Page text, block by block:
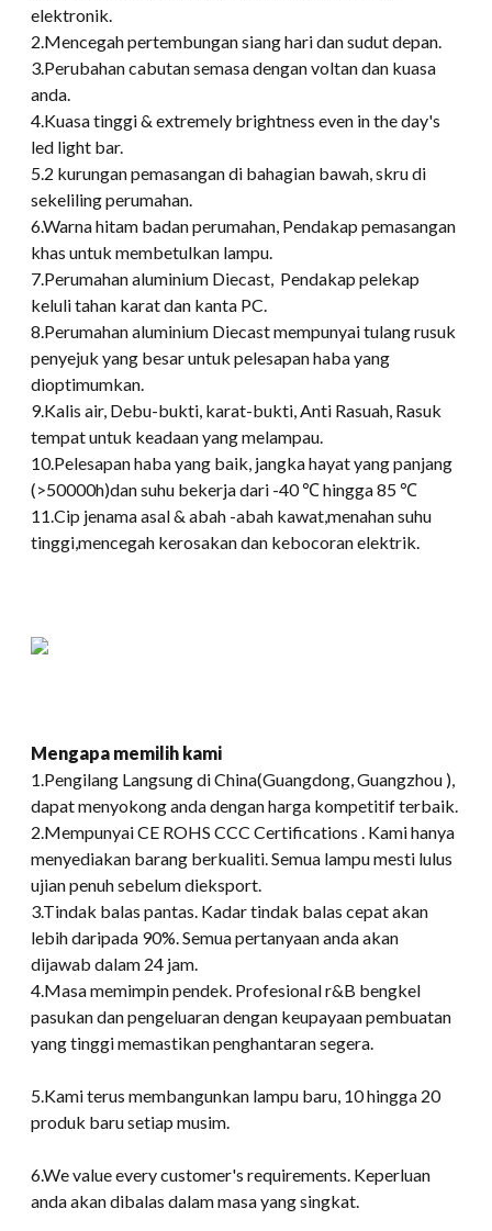
elektronik.
2.Mencegah pertembungan siang hari dan sudut depan.
3.Perubahan cabutan semasa dengan voltan dan kuasa
anda.
4.Kuasa tinggi & extremely brightness even in the day's
led light bar.
5.2 kurungan pemasangan di bahagian bawah, skru di
sekeliling perumahan.
6.Warna hitam badan perumahan, Pendakap pemasangan
khas untuk membetulkan lampu.
7.Perumahan aluminium Diecast, Pendakap pelekap
keluli tahan karat dan kanta PC.
8.Perumahan aluminium Diecast mempunyai tulang rusuk
penyejuk yang besar untuk pelesapan haba yang
dioptimumkan.
9.Kalis air, Debu-bukti, karat-bukti, Anti Rasuah, Rasuk
tempat untuk keadaan yang melampau.
10.Pelesapan haba yang baik, jangka hayat yang panjang
(>50000h)dan suhu bekerja dari -40 ℃ hingga 85 ℃
11.Cip jenama asal & abah -abah kawat,menahan suhu
tinggi,mencegah kerosakan dan kebocoran elektrik.
Mengapa memilih kami
1.Pengilang Langsung di China(Guangdong, Guangzhou ),
dapat menyokong anda dengan harga kompetitif terbaik.
2.Mempunyai CE ROHS CCC Certifications . Kami hanya
menyediakan barang berkualiti. Semua lampu mesti lulus
ujian penuh sebelum dieksport.
3.Tindak balas pantas. Kadar tindak balas cepat akan
lebih daripada 90%. Semua pertanyaan anda akan
dijawab dalam 24 jam.
4.Masa memimpin pendek. Profesional r&B bengkel
pasukan dan pengeluaran dengan keupayaan pembuatan
yang tinggi memastikan penghantaran segera.
5.Kami terus membangunkan lampu baru, 10 hingga 20
produk baru setiap musim.
6.We value every customer's requirements . Keperluan
anda akan dibalas dalam masa yang singkat.